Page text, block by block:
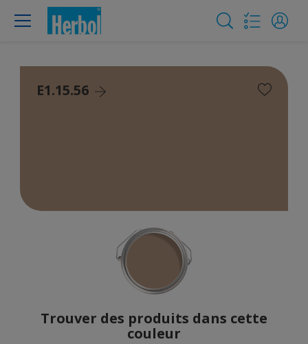
E1.15.56
Trouver des produits dans cette
couleur